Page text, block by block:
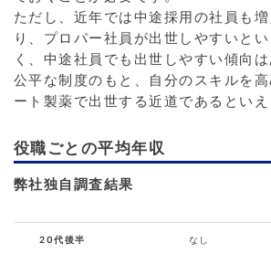
ただし、近年では中途採用の社員も
り、プロパー社員が出世しやすいと
く、中途社員でも出世しやすい傾向は
公平な制度のもと、自分のスキルを
ート製薬で出世する近道であるといえ
役職ごとの平均年収
弊社独自調査結果
20代後半 なし